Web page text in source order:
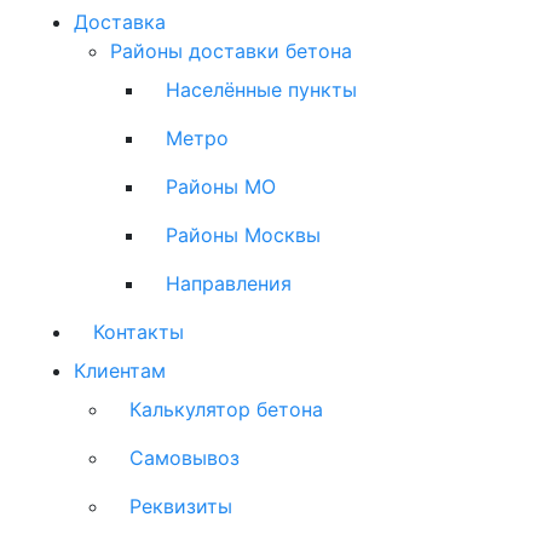
Доставка
Районы доставки бетона
Населённые пункты
Метро
Районы МО
Районы Москвы
Направления
Контакты
Клиентам
Калькулятор бетона
Самовывоз
Реквизиты